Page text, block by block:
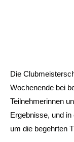
Die
Wochenende bei
Teilnehmerinnen
Ergebnisse, und
um die begehrten